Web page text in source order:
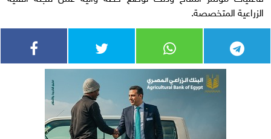
الزراعية المتخصصة.